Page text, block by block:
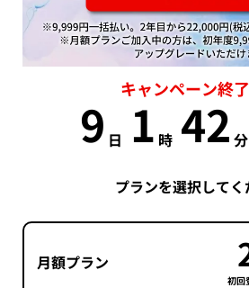
キャンペーン終
9 日 1 時 42 分
プランを選択してく
月額プラン
初回